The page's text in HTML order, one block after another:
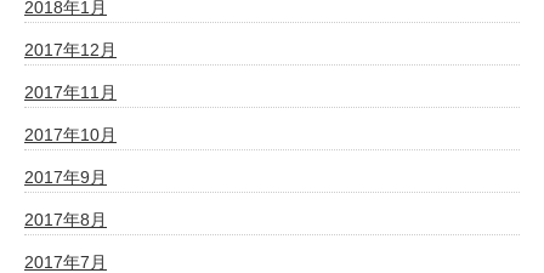
2018年1月
2017年12月
2017年11月
2017年10月
2017年9月
2017年8月
2017年7月